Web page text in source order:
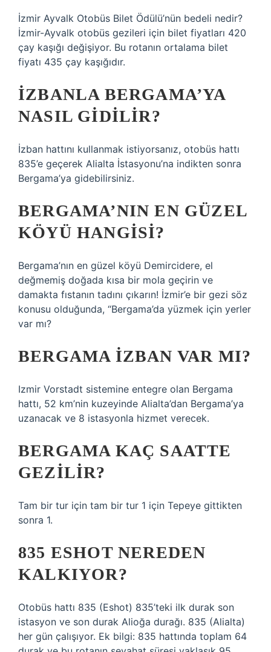
İzmir Ayvalk Otobüs Bilet Ödülü’nün bedeli nedir?
İzmir-Ayvalk otobüs gezileri için bilet fiyatları 420
çay kaşığı değişiyor. Bu rotanın ortalama bilet
fiyatı 435 çay kaşığıdır.
İZBANLA BERGAMA’YA
NASIL GIDILIR?
İzban hattını kullanmak istiyorsanız, otobüs hattı
835’e geçerek Alialta İstasyonu’na indikten sonra
Bergama’ya gidebilirsiniz.
BERGAMA’NIN EN GÜZEL
KÖYÜ HANGISI?
Bergama’nın en güzel köyü Demircidere, el
değmemiş doğada kısa bir mola geçirin ve
damakta fıstanın tadını çıkarın! İzmir’e bir gezi söz
konusu olduğunda, “Bergama’da yüzmek için yerler
var mı?
BERGAMA İZBAN VAR MI?
Izmir Vorstadt sistemine entegre olan Bergama
hattı, 52 km’nin kuzeyinde Alialta’dan Bergama’ya
uzanacak ve 8 istasyonla hizmet verecek.
BERGAMA KAÇ SAATTE
GEZILIR?
Tam bir tur için tam bir tur 1 için Tepeye gittikten
sonra 1.
835 ESHOT NEREDEN
KALKIYOR?
Otobüs hattı 835 (Eshot) 835’teki ilk durak son
istasyon ve son durak Alioğa durağı. 835 (Alialta)
her gün çalışıyor. Ek bilgi: 835 hattında toplam 64